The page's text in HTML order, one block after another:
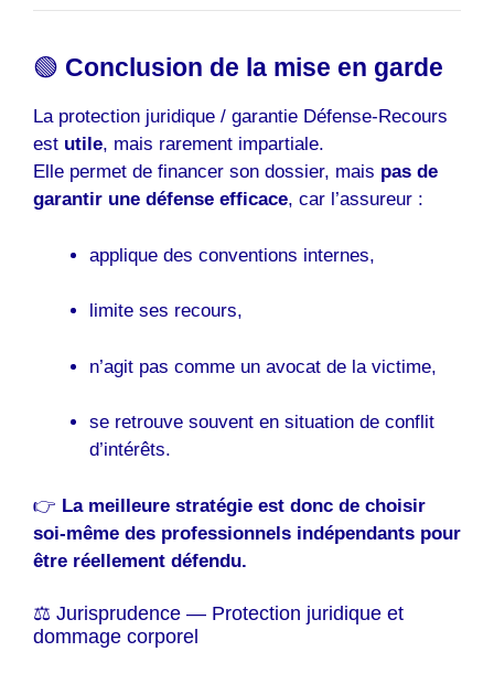
🟢 Conclusion de la mise en garde
La protection juridique / garantie Défense-Recours
est utile, mais rarement impartiale.
Elle permet de financer son dossier, mais pas de
garantir une défense efficace, car l’assureur :
applique des conventions internes,
limite ses recours,
n’agit pas comme un avocat de la victime,
se retrouve souvent en situation de conflit
d’intérêts.
👉 La meilleure stratégie est donc de choisir
soi-même des professionnels indépendants pour
être réellement défendu.
⚖️ Jurisprudence — Protection juridique et
dommage corporel